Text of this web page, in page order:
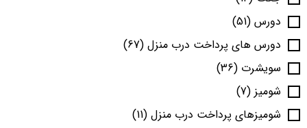
دورس (51)
دورس های پرداخت درب منزل (67)
سویشرت (36)
شومیز (7)
شومیزهای پرداخت درب منزل (11)